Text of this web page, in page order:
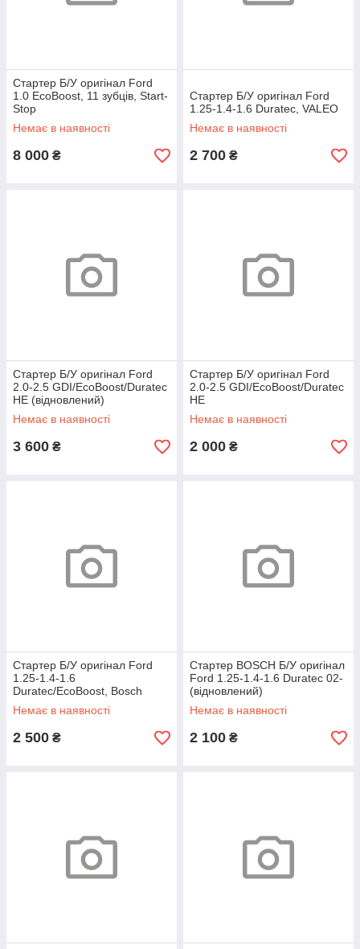
Стартер Б/У оригінал Ford
1.0 EcoBoost, 11 зубців, Start-
Stop
Немає в наявності
8 000 ₴
Стартер Б/У оригінал Ford
1.25-1.4-1.6 Duratec, VALEO
Немає в наявності
2 700 ₴
Стартер Б/У оригінал Ford
2.0-2.5 GDI/EcoBoost/Duratec
HE (відновлений)
Немає в наявності
3 600 ₴
Стартер Б/У оригінал Ford
2.0-2.5 GDI/EcoBoost/Duratec
HE
Немає в наявності
2 000 ₴
Стартер Б/У оригінал Ford
1.25-1.4-1.6
Duratec/EcoBoost, Bosch
(реставрація)
Немає в наявності
2 500 ₴
Стартер BOSCH Б/У оригінал
Ford 1.25-1.4-1.6 Duratec 02-
(відновлений)
Немає в наявності
2 100 ₴